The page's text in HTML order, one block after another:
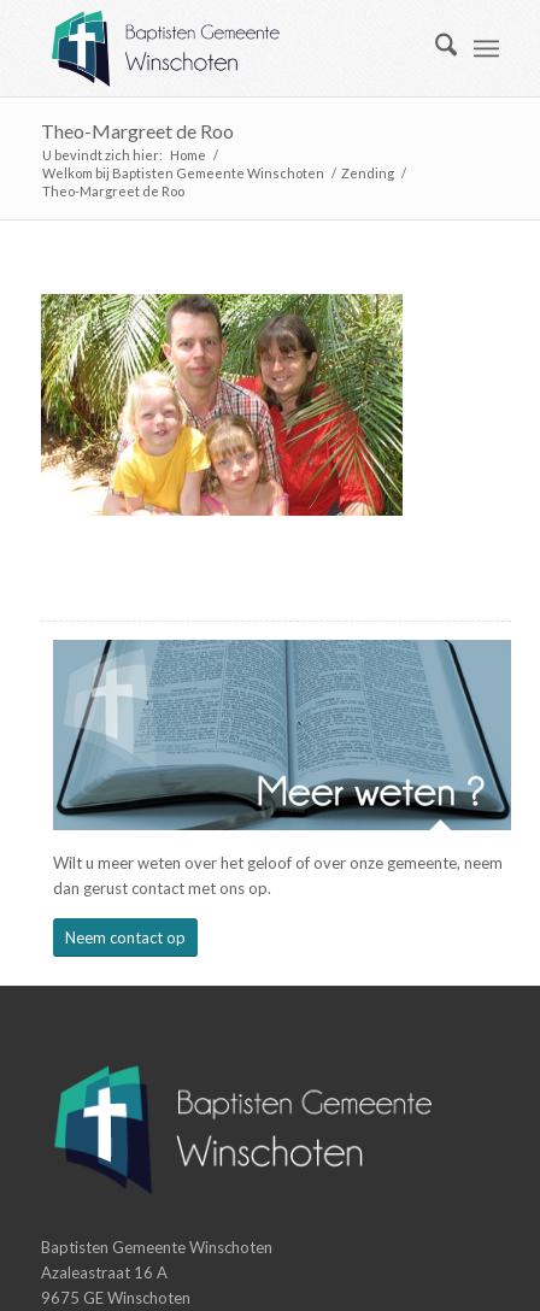
Theo-Margreet de Roo
U bevindt zich hier: Home /
Welkom bij Baptisten Gemeente Winschoten / Zending /
Theo-Margreet de Roo
Wilt u meer weten over het geloof of over onze gemeente, neem
dan gerust contact met ons op.
Neem contact op
Baptisten Gemeente Winschoten
Azaleastraat 16 A
9675 GE Winschoten